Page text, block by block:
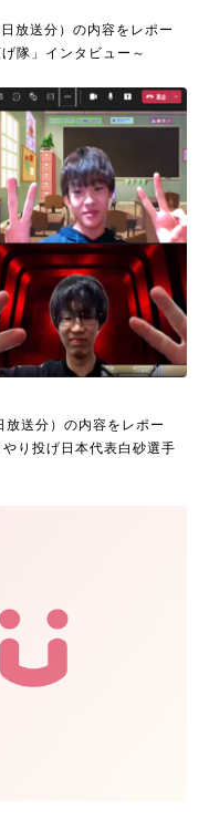
放送分）の内容をレポー
隊」インタビュー～
送分）の内容をレポー
り投げ日本代表白砂選手